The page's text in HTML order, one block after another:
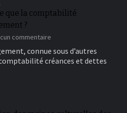
voyage
?
que la comptabilité
?
commentaire
ce
que
connue sous d’autres
créances et dettes